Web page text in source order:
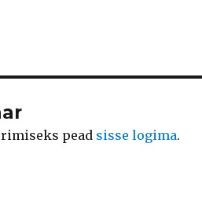
pead sisse logima.